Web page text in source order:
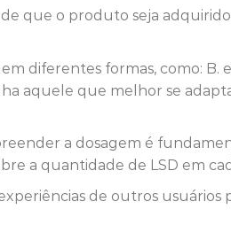
que o produto seja
diferentes formas, como: B.
aquele que melhor se
a dosagem é
a quantidade de LSD em
de outros usuários